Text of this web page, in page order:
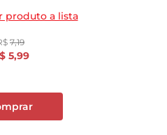
produto a lista
7,19
5,99